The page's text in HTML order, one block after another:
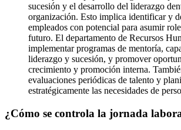
sucesión y el desarrollo del liderazgo
organización. Esto implica identificar y
empleados con potencial para asumir
futuro. El departamento de Recursos
implementar programas de mentoría,
liderazgo y sucesión, y promover
crecimiento y promoción interna.
evaluaciones periódicas de talento y
estratégicamente las necesidades de
¿Cómo se controla la jornada